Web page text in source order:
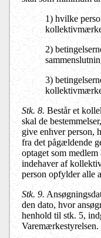
1) hvilke
2)
3)
Stk. 8. Består et
skal de
give enhver person,
fra det pågældende
optaget som
indehaver af
person opfylder alle
Stk. 9.
den dato, hvor
henhold til stk. 5,
Varemærkestyrelsen.